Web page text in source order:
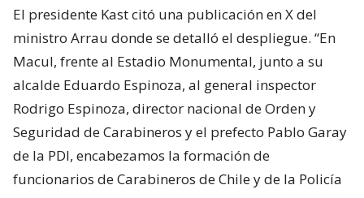
El presidente Kast citó una publicación en X del
ministro Arrau donde se detalló el despliegue. “En
Macul, frente al Estadio Monumental, junto a su
alcalde Eduardo Espinoza, al general inspector
Rodrigo Espinoza, director nacional de Orden y
Seguridad de Carabineros y el prefecto Pablo Garay
de la PDI, encabezamos la formación de
funcionarios de Carabineros de Chile y de la Policía